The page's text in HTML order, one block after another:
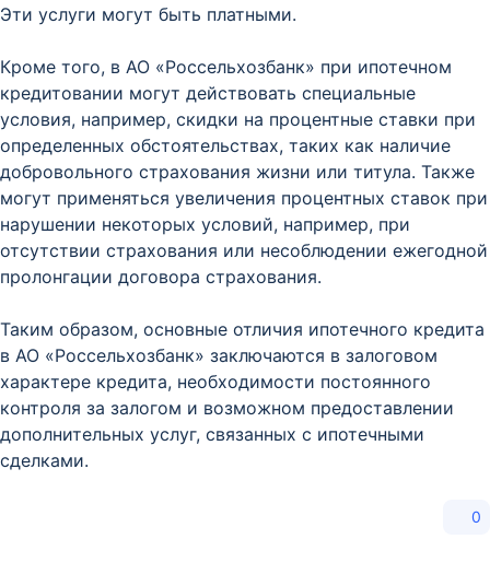
Эти услуги могут быть платными.
Кроме того, в АО «Россельхозбанк» при ипотечном
кредитовании могут действовать специальные
условия, например, скидки на процентные ставки при
определенных обстоятельствах, таких как наличие
добровольного страхования жизни или титула. Также
могут применяться увеличения процентных ставок при
нарушении некоторых условий, например, при
отсутствии страхования или несоблюдении ежегодной
пролонгации договора страхования.
Таким образом, основные отличия ипотечного кредита
в АО «Россельхозбанк» заключаются в залоговом
характере кредита, необходимости постоянного
контроля за залогом и возможном предоставлении
дополнительных услуг, связанных с ипотечными
сделками.
0